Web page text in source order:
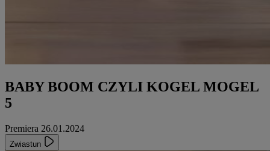
BABY BOOM CZYLI KOGEL MOGEL
5
Premiera 26.01.2024
Zwiastun